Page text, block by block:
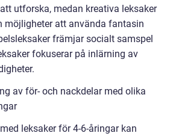
utforska, medan kreativa leksaker
möjligheter att använda fantasin
främjar socialt samspel
fokuserar på inlärning av
av för- och nackdelar med olika
leksaker för 4-6-åringar kan